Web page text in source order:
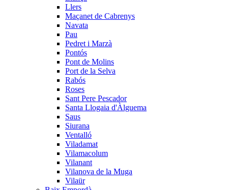
Llers
Maçanet de Cabrenys
Navata
Pau
Pedret i Marzà
Pontós
Pont de Molins
Port de la Selva
Rabós
Roses
Sant Pere Pescador
Santa Llogaia d'Àlguema
Saus
Siurana
Ventalló
Viladamat
Vilamacolum
Vilanant
Vilanova de la Muga
Vilaür